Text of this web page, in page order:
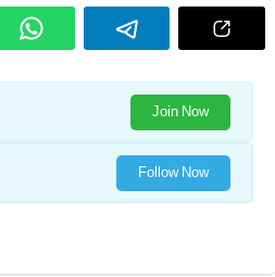
Join Now
Follow Now